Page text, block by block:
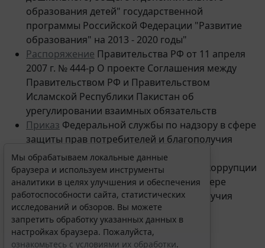
программы Российской Федерации "Развитие
образования" на 2013 - 2020 годы"
Распоряжение Правительства РФ от 11 апреля
2007 г. № 444-р О проекте Соглашения между
Правительством РФ и Правительством
Исламской Республики Пакистан об
урегулировании взаимных обязательств
ПриказФедеральной службы по надзору в сфере
защиты прав потребителей и благополучия
человека от 22 мая 2014 г. № 418 "Об
утверждении Плана противодействия коррупции
в Федеральной службе по надзору в сфере
защиты прав потребителей и благополучия
человека на 2014-2015 годы"
14 мая 2016
Мы обрабатываем локальные данные
браузера и используем инструменты
аналитики в целях улучшения и обеспечения
работоспособности сайта, статистических
исследований и обзоров. Вы можете
запретить обработку указанных данных в
настройках браузера. Пожалуйста,
ознакомьтесь с условиями их обработки
Принять
Erid: 4CQwVszH9pWwojUA9Q3 Реклама
Получите полный доступ к системе
ГАРАНТ бесплатно на 3 дня!
Получить доступ